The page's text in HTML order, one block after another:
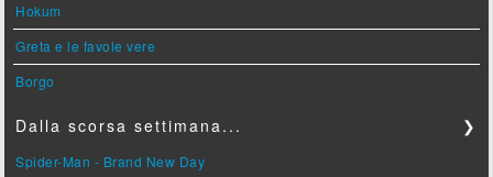
Hokum
Greta e le favole vere
Borgo
Dalla scorsa settimana... ❯
Spider-Man - Brand New Day